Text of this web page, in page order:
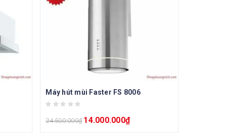
Máy hút mùi Faster FS 8006
24.500.000₫ 14.000.000₫